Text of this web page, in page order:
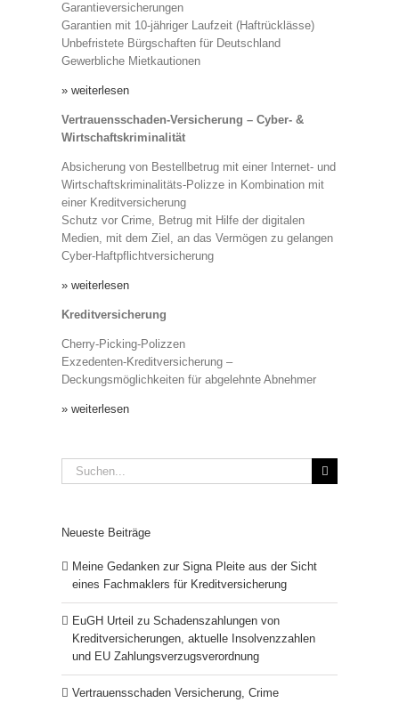
Garantieversicherungen
Garantien mit 10-jähriger Laufzeit (Haftrücklässe)
Unbefristete Bürgschaften für Deutschland
Gewerbliche Mietkautionen
» weiterlesen
Vertrauensschaden-Versicherung – Cyber- &
Wirtschaftskriminalität
Absicherung von Bestellbetrug mit einer Internet- und
Wirtschaftskriminalitäts-Polizze in Kombination mit
einer Kreditversicherung
Schutz vor Crime, Betrug mit Hilfe der digitalen
Medien, mit dem Ziel, an das Vermögen zu gelangen
Cyber-Haftpflichtversicherung
» weiterlesen
Kreditversicherung
Cherry-Picking-Polizzen
Exzedenten-Kreditversicherung –
Deckungsmöglichkeiten für abgelehnte Abnehmer
» weiterlesen
Suche
nach:
Neueste Beiträge
Meine Gedanken zur Signa Pleite aus der Sicht
eines Fachmaklers für Kreditversicherung
EuGH Urteil zu Schadenszahlungen von
Kreditversicherungen, aktuelle Insolvenzzahlen
und EU Zahlungsverzugsverordnung
Vertrauensschaden Versicherung, Crime